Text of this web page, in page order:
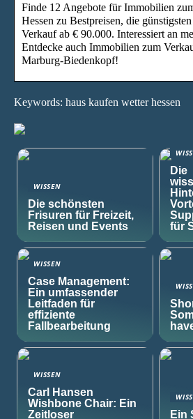
Finde 12 Angebote für Immobilien
Hessen zu Bestpreisen, die
Verkauf ab € 90.000. Interessiert an
Entdecke auch Immobilien zum
Marburg-Biedenkopf!
Keywords: haus kaufen wetter hessen
WISSEN
Die schönsten
Frisuren für Freizeit,
Reisen und Events
Die
für
WISSEN
Case Management:
Ein umfassender
Leitfaden für
effiziente
Fallbearbeitung
WISSEN
Carl Hansen
Wishbone Chair: Ein
Zeitloser
Ein